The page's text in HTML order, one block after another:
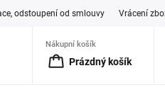
odstoupení od smlouvy Vrácení
Nákupní košík
Prázdný košík